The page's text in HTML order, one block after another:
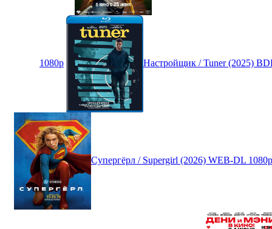
1080p Настройщик / Tuner (2025)
Супергёрл / Supergirl (2026) WEB-DL